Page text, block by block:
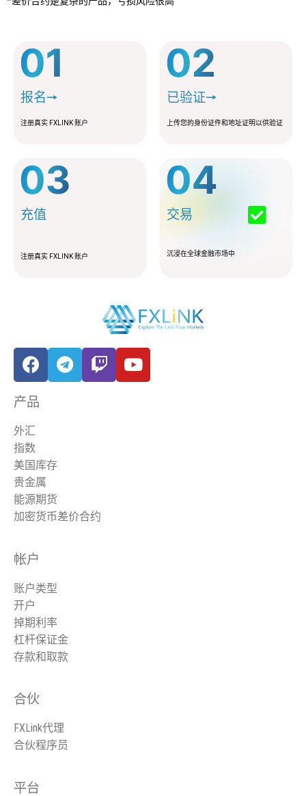
报名🠖
注册真实 FXLINK 账户
已验证🠖
上传您的身份证件和地址证明以供验证
充值
注册真实 FXLINK 账户
交易
沉浸在全球金融市场中
产品
外汇
指数
美国库存
贵金属
能源期货
加密货币差价合约
帐户
账户类型
开户
掉期利率
杠杆保证金
存款和取款
合伙
FXLink代理
合伙程序员
平台